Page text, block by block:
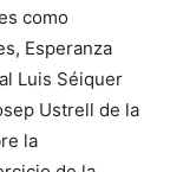
como
Esperanza
Luis Séiquer
Ustrell de la
la